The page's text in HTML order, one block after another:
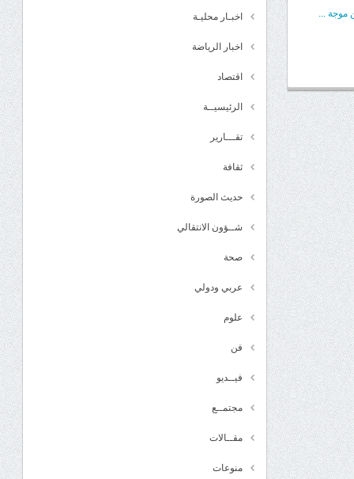
موجة ... اخبـار محليـة
اخبار الرياضة
اقتصاد
الرئيسيــة
تقـــارير
ثقافة
حديث الصورة
شــؤون الانتقالي
صحة
عربي ودولي
علوم
فن
فيــديو
مجتمــع
مقــالات
منوعات